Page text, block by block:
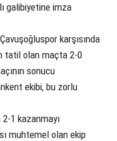
galibiyetine imza
karşısında
tatil olan maçta 2-0
sonucu
ekibi, bu zorlu
1 kazanmayı
muhtemel olan ekip